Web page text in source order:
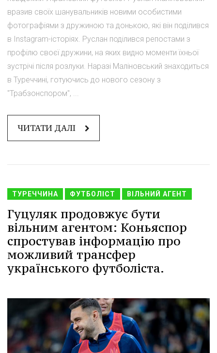
вразив своїх шанувальників новими особистими
фотографіями з дружиною та донькою, які він поділився
в Instagram-історіях. Руслан поділився репостами з
профілю своєї дружини, на яких видно моменти їхньої
зустрічі після розлуки. Наразі Маліновський знаходиться
в Туреччині, готуючись до нового сезону з
"Трабзонспором", ...
ЧИТАТИ ДАЛІ
ТУРЕЧЧИНА ФУТБОЛІСТ ВІЛЬНИЙ АГЕНТ
Гуцуляк продовжує бути
вільним агентом: Коньяспор
спростував інформацію про
можливий трансфер
українського футболіста.